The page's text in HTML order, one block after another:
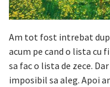
Am tot fost intrebat
acum pe cand o lista cu
sa fac o lista de zece.
imposibil sa aleg. Apoi